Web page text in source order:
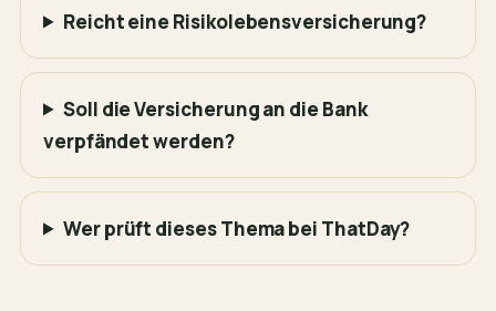
Reicht eine Risikolebensversicherung?
Soll die Versicherung an die Bank
verpfändet werden?
Wer prüft dieses Thema bei ThatDay?